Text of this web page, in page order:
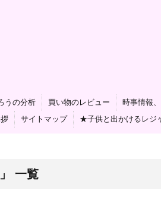
うの分析 買い物のレビュー 時事情報
サイトマップ ★子供と出かけるレジ
一覧